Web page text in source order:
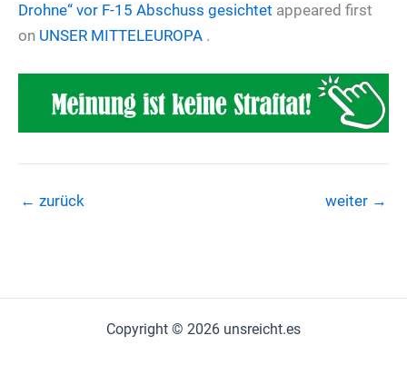
Drohne“ vor F-15 Abschuss gesichtet appeared first
on UNSER MITTELEUROPA .
← zurück weiter →
Copyright © 2026 unsreicht.es